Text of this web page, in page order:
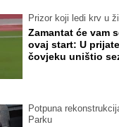
Prizor koji ledi krv u
Zamantat će vam
ovaj start: U
čovjeku uništio
Potpuna
Parku